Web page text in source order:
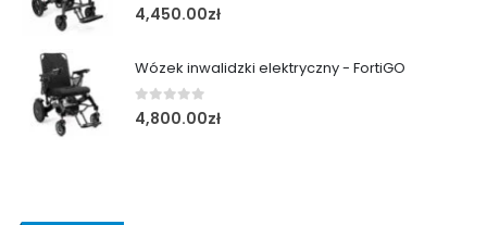
0out of 5
4,450.00zł
Wózek inwalidzki elektryczny - FortiGO
0out of 5
4,800.00zł